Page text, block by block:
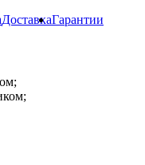
ДоставкаГарантии